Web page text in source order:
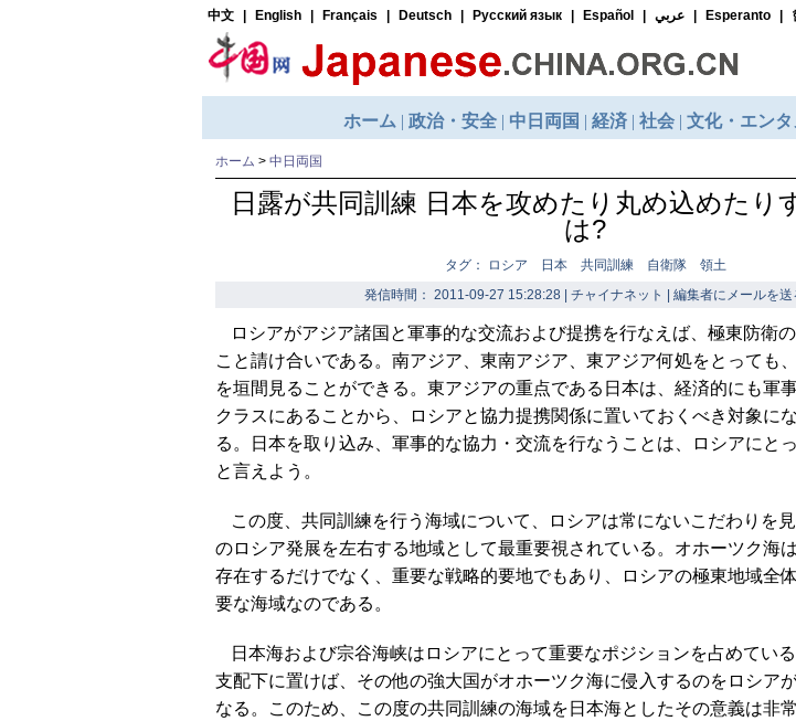
ホーム > 中日両国
日露が共同訓練 日本を攻めたり丸め込めたり
は?
タグ： ロシア 日本 共同訓練 自衛隊 領土
発信時間： 2011-09-27 15:28:28 | チャイナネット | 編集者にメールを送
ロシアがアジア諸国と軍事的な交流および提携を行なえば、極東防衛
こと請け合いである。南アジア、東南アジア、東アジア何処をとっても
を垣間見ることができる。東アジアの重点である日本は、経済的にも軍
クラスにあることから、ロシアと協力提携関係に置いておくべき対象に
る。日本を取り込み、軍事的な協力・交流を行なうことは、ロシアにと
と言えよう。
この度、共同訓練を行う海域について、ロシアは常にないこだわりを
のロシア発展を左右する地域として最重要視されている。オホーツク海
存在するだけでなく、重要な戦略的要地でもあり、ロシアの極東地域全
要な海域なのである。
日本海および宗谷海峡はロシアにとって重要なポジションを占めてい
支配下に置けば、その他の強大国がオホーツク海に侵入するのをロシア
なる。このため、この度の共同訓練の海域を日本海としたその意義は非